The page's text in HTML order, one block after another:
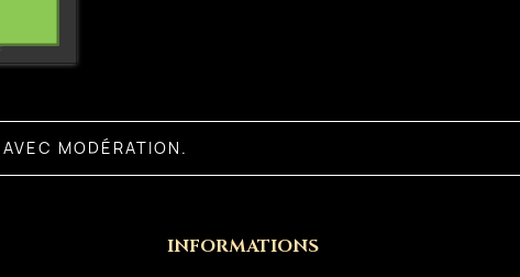
MODÉRATION.
INFORMATIONS